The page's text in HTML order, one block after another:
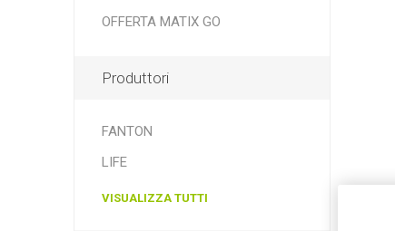
OFFERTA MATIX GO
Produttori
FANTON
LIFE
VISUALIZZA TUTTI